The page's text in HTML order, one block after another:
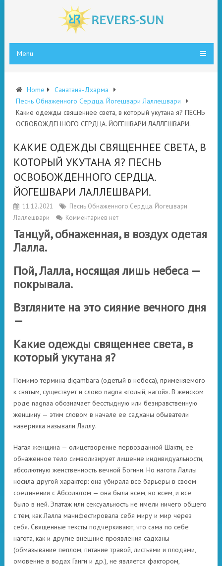
Menu
Home
Санатана-Дхарма
Песнь Обнаженного Сердца. Йогешвари Лаллешвари
Какие одежды священнее света, в который укутана я? ПЕСНЬ
ОСВОБОЖДЕННОГО СЕРДЦА. ЙОГЕШВАРИ ЛАЛЛЕШВАРИ.
КАКИЕ ОДЕЖДЫ СВЯЩЕННЕЕ СВЕТА, В
КОТОРЫЙ УКУТАНА Я? ПЕСНЬ
ОСВОБОЖДЕННОГО СЕРДЦА.
ЙОГЕШВАРИ ЛАЛЛЕШВАРИ.
11.12.2021
Песнь Обнаженного Сердца. Йогешвари
Лаллешвари
Комментариев нет
Танцуй, обнаженная, в воздух одетая
Лалла.
Пой, Лалла, носящая лишь небеса —
покрывала.
Взгляните на это сияние вечного дня
—
Какие одежды священнее света, в
который укутана я?
Помимо термина digambara (одетый в небеса), применяемого
к святым, существует и слово nagna «голый, нагой». В женском
роде nagnaa обозначает бесстыдную или безнравственную
женщину — этим словом в начале ее садханы обыватели
наверняка называли Лаллу.
Нагая женщина — олицетворение первозданной Шакти, ее
обнаженное тело символизирует лишение индивидуальности,
абсолютную женственность вечной Богини. Но нагота Лаллы
носила другой характер: она убирала все барьеры в своем
соединении с Абсолютом — она была всем, во всем, и все
было в ней. Эпатаж или сексуальность не имели ничего общего
с тем, как Лалла манифестировала себя миру и мир через
себя. Священные тексты подчеркивают, что сама по себе
нагота, как и другие внешние проявления садханы
(обмазывание пеплом, питание травой, листьями и плодами,
омовение в водах Ганги и др.), не является фактором,